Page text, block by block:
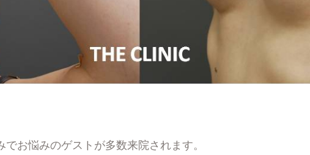
お悩みのゲストが多数来院されます。